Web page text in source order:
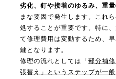
劣化、釘や接着のゆるみ、重
まな要因で発生します。これ
処することが重要です。特に
て修理費用は変動するため、
鍵となります。
修理の流れとしては「 部分補
張替え」というステップが一般